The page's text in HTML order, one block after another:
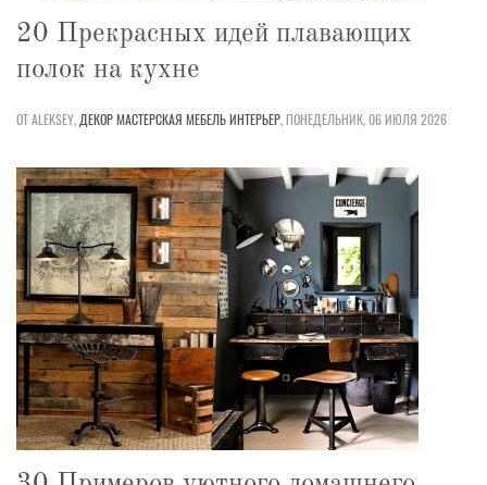
20 Прекрасных идей плавающих
полок на кухне
ОТ ALEKSEY, ДЕКОРМАСТЕРСКАЯ МЕБЕЛЬИНТЕРЬЕР,ПОНЕДЕЛЬНИК, 06 ИЮЛЯ 2026